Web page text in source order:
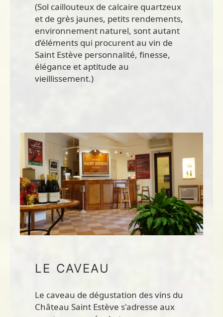
(Sol caillouteux de calcaire quartzeux
et de grès jaunes, petits rendements,
environnement naturel, sont autant
d’éléments qui procurent au vin de
Saint Estève personnalité, finesse,
élégance et aptitude au
vieillissement.)
LE CAVEAU
Le caveau de dégustation des vins du
Château Saint Estève s'adresse aux